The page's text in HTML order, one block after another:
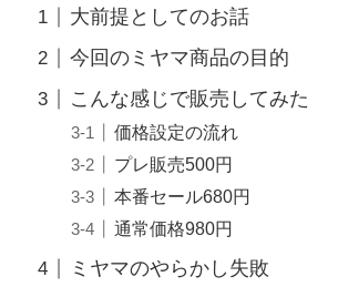
大前提としてのお話
今回のミヤマ商品の目的
こんな感じで販売してみた
価格設定の流れ
プレ販売500円
本番セール680円
通常価格980円
ミヤマのやらかし失敗